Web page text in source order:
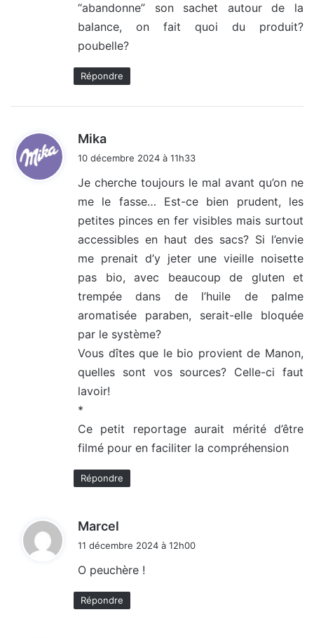
“abandonne” son sachet autour de la
balance, on fait quoi du produit?
poubelle?
Répondre
Mika
:
10 décembre 2024 à 11h33
Je cherche toujours le mal avant qu’on ne
me le fasse… Est-ce bien prudent, les
petites pinces en fer visibles mais surtout
accessibles en haut des sacs? Si l’envie
me prenait d’y jeter une vieille noisette
pas bio, avec beaucoup de gluten et
trempée dans de l’huile de palme
aromatisée paraben, serait-elle bloquée
par le système?
Vous dîtes que le bio provient de Manon,
quelles sont vos sources? Celle-ci faut
lavoir!
*
Ce petit reportage aurait mérité d’être
filmé pour en faciliter la compréhension
Répondre
Marcel
i
11 décembre 2024 à 12h00
O peuchère !
Répondre